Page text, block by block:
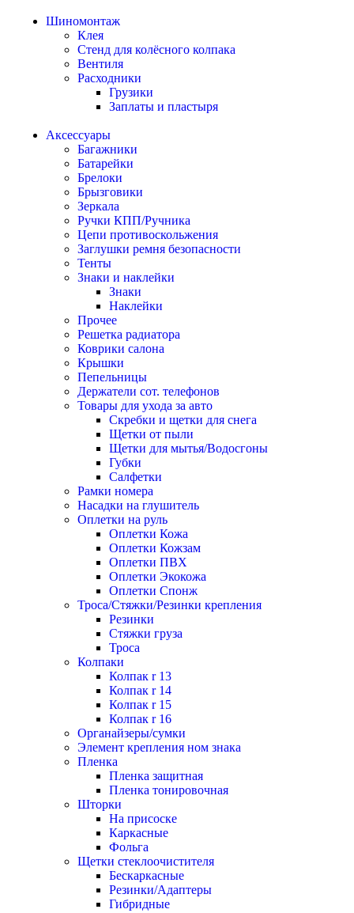
Шиномонтаж
Клея
Стенд для колёсного колпака
Вентиля
Расходники
Грузики
Заплаты и пластыря
Аксессуары
Багажники
Батарейки
Брелоки
Брызговики
Зеркала
Ручки КПП/Ручника
Цепи противоскольжения
Заглушки ремня безопасности
Тенты
Знаки и наклейки
Знаки
Наклейки
Прочее
Решетка радиатора
Коврики салона
Крышки
Пепельницы
Держатели сот. телефонов
Товары для ухода за авто
Скребки и щетки для снега
Щетки от пыли
Щетки для мытья/Водосгоны
Губки
Салфетки
Рамки номера
Насадки на глушитель
Оплетки на руль
Оплетки Кожа
Оплетки Кожзам
Оплетки ПВХ
Оплетки Экокожа
Оплетки Спонж
Троса/Стяжки/Резинки крепления
Резинки
Стяжки груза
Троса
Колпаки
Колпак r 13
Колпак r 14
Колпак r 15
Колпак r 16
Органайзеры/сумки
Элемент крепления ном знака
Пленка
Пленка защитная
Пленка тонировочная
Шторки
На присоске
Каркасные
Фольга
Щетки стеклоочистителя
Бескаркасные
Резинки/Адаптеры
Гибридные